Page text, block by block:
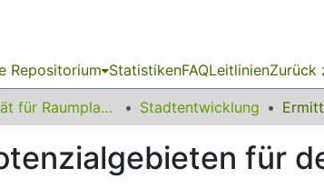
Repositorium StatistikenFAQLeitlinienZurück
09 Fakultät für Raumplanung Stadtentwicklung
für